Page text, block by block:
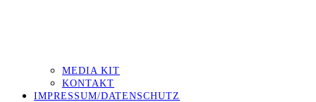
MEDIA KIT
KONTAKT
IMPRESSUM/DATENSCHUTZ